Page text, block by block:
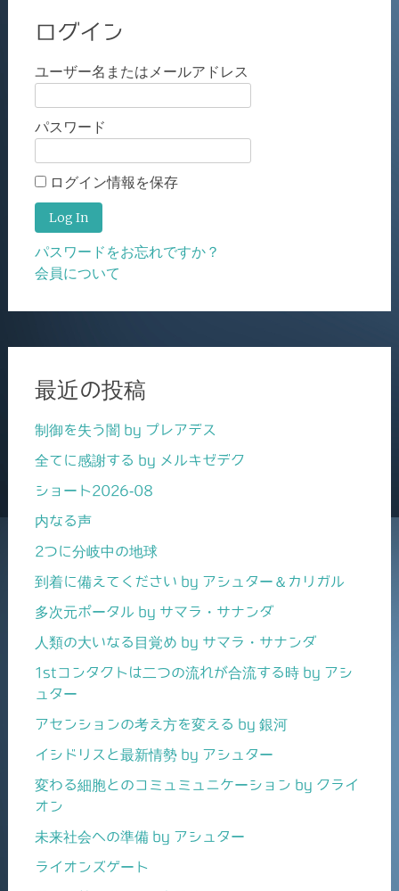
ログイン
ユーザー名またはメールアドレス
パスワード
ログイン情報を保存
パスワードをお忘れですか？
会員について
最近の投稿
制御を失う闇 by プレアデス
全てに感謝する by メルキゼデク
ショート2026-08
内なる声
2つに分岐中の地球
到着に備えてください by アシュター＆カリガル
多次元ポータル by サマラ・サナンダ
人類の大いなる目覚め by サマラ・サナンダ
1stコンタクトは二つの流れが合流する時 by アシ
ュター
アセンションの考え方を変える by 銀河
イシドリスと最新情勢 by アシュター
変わる細胞とのコミュミュニケーション by クライ
オン
未来社会への準備 by アシュター
ライオンズゲート